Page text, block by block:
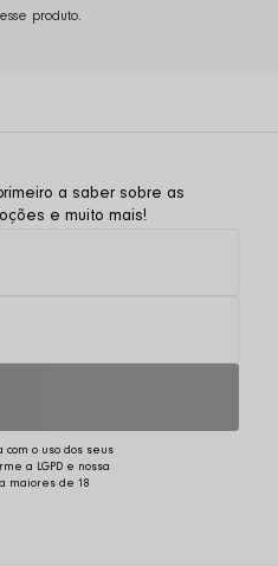
produto.
a saber sobre as
e muito mais!
com o uso dos seus
a LGPD e nossa